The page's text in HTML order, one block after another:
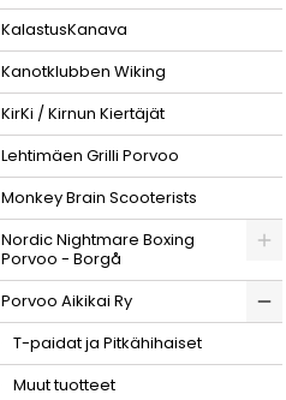
KalastusKanava
Kanotklubben Wiking
KirKi / Kirnun Kiertäjät
Lehtimäen Grilli Porvoo
Monkey Brain Scooterists
Nordic Nightmare Boxing
Porvoo - Borgå
Porvoo Aikikai Ry
T-paidat ja Pitkähihaiset
Muut tuotteet